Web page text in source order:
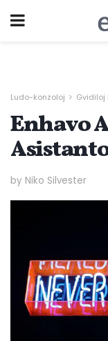
Ludo-konzoloj Gvidiloj
Enhavo
by Niko Silvester